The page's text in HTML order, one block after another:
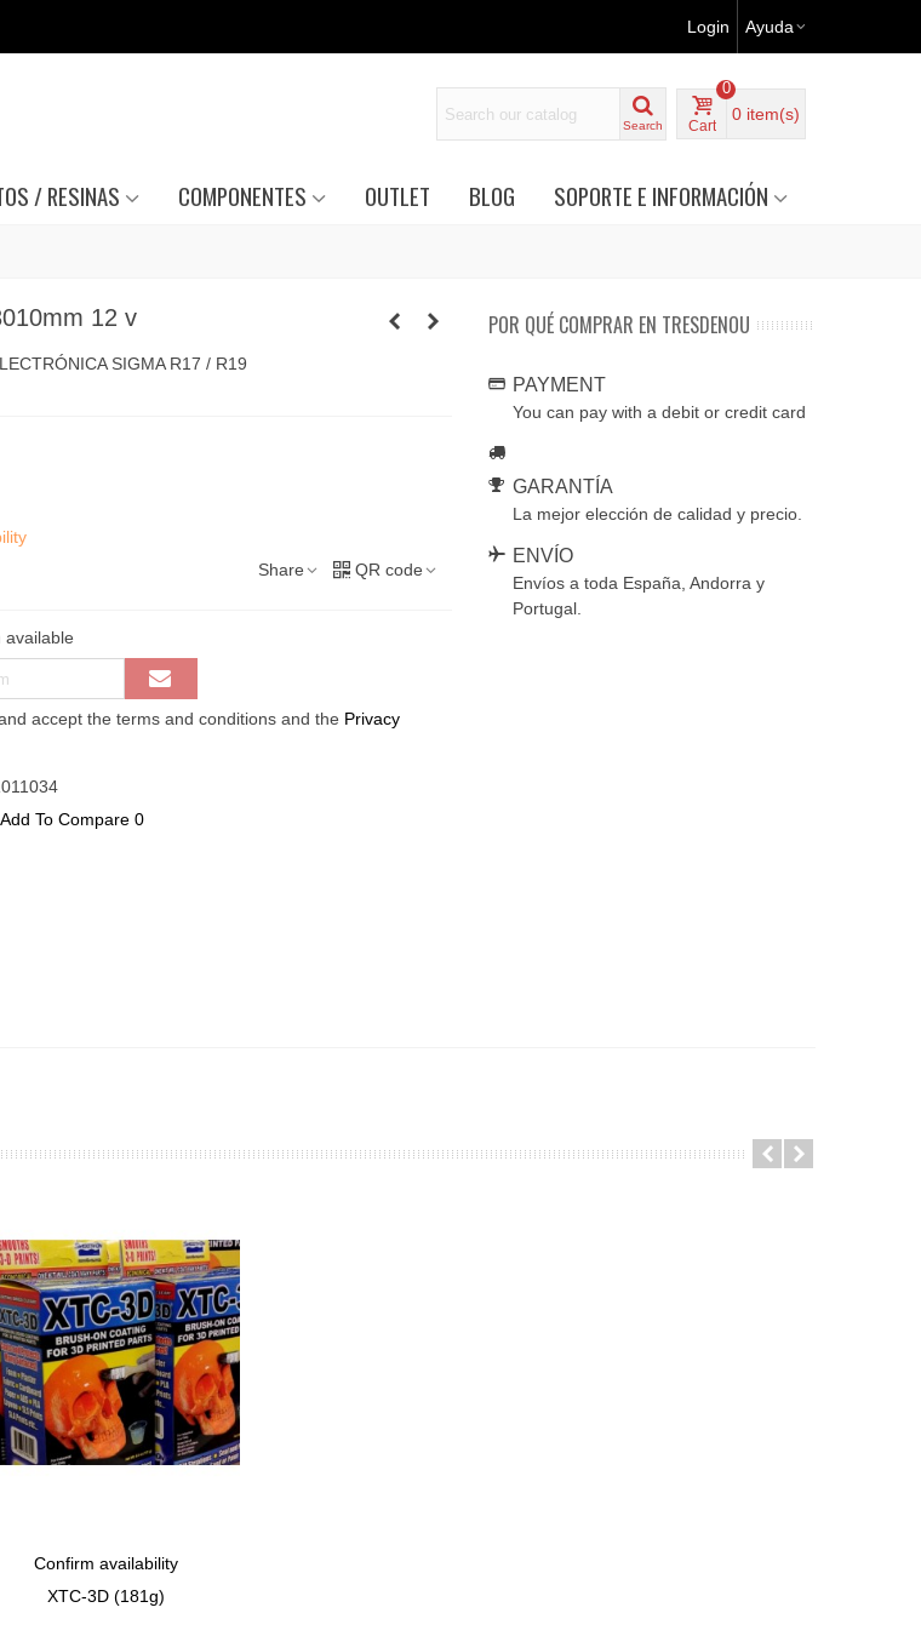
Login Ayuda
Search Cart
0
0 item(s)
/ RESINAS COMPONENTES OUTLET BLOG SOPORTE E INFORMACIÓN
12 v
SIGMA R17 / R19
Share
QR code
available
accept the terms and conditions and the Privacy
Add To Compare 0
POR QUÉ COMPRAR EN TRESDENOU
PAYMENT
You can pay with a debit or credit card
GARANTÍA
La mejor elección de calidad y precio.
ENVÍO
Envíos a toda España, Andorra y
Portugal.
View More
Confirm availability
XTC-3D (181g)